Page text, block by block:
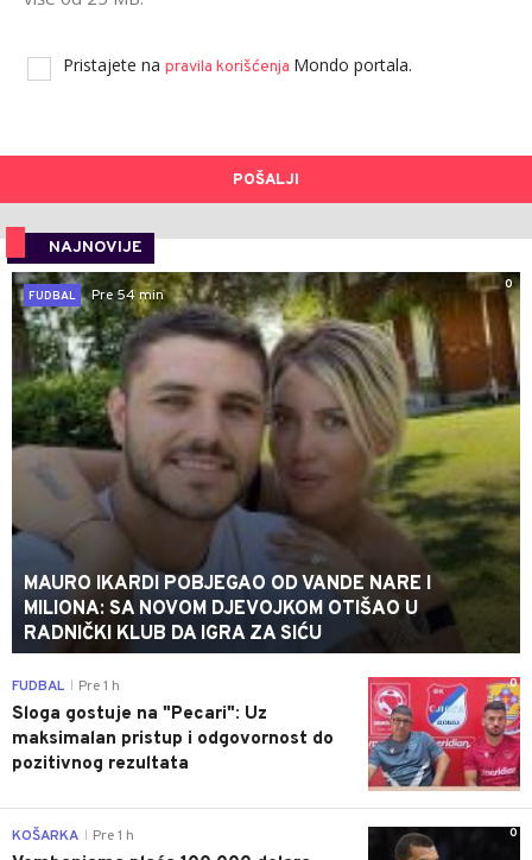
Pristajete na pravila korišćenja Mondo portala.
POŠALJI
NAJNOVIJE
0
FUDBAL
Pre 54 min
MAURO IKARDI POBJEGAO OD VANDE NARE I
MILIONA: SA NOVOM DJEVOJKOM OTIŠAO U
RADNIČKI KLUB DA IGRA ZA SIĆU
0
FUDBAL Pre 1 h
Sloga gostuje na "Pecari": Uz
maksimalan pristup i odgovornost do
pozitivnog rezultata
0
KOŠARKA Pre 1 h